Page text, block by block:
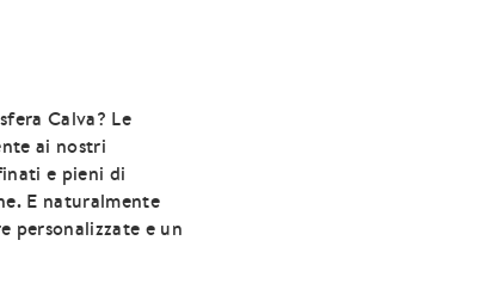
Calva? Le
ai nostri
e pieni di
E naturalmente
personalizzate e un